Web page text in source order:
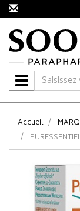
Navigation
Accueil